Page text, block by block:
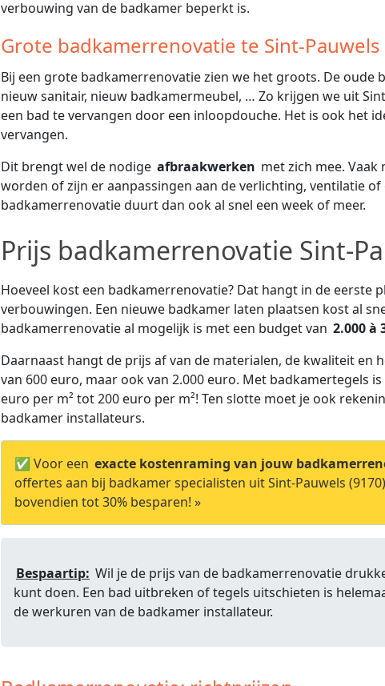
verbouwing van de badkamer beperkt is.
Grote badkamerrenovatie te Sint-Pauwels
Bij een grote badkamerrenovatie zien we het groots. De oude
nieuw sanitair, nieuw badkamermeubel, … Zo krijgen we uit
een bad te vervangen door een inloopdouche. Het is ook het
vervangen.
Dit brengt wel de nodige afbraakwerken met zich mee.
worden of zijn er aanpassingen aan de verlichting, ventilatie
badkamerrenovatie duurt dan ook al snel een week of meer.
Prijs badkamerrenovatie Sint-
Hoeveel kost een badkamerrenovatie? Dat hangt in de eerste
verbouwingen. Een nieuwe badkamer laten plaatsen kost al
badkamerrenovatie al mogelijk is met een budget van 2.000 à
Daarnaast hangt de prijs af van de materialen, de kwaliteit en
van 600 euro, maar ook van 2.000 euro. Met badkamertegels
euro per m² tot 200 euro per m²! Ten slotte moet je ook
badkamer installateurs.
✅ Voor een exacte kostenraming van jouw
offertes aan bij badkamer specialisten uit Sint-Pauwels
bovendien tot 30% besparen! »
Bespaartip: Wil je de prijs van de badkamerrenovatie
kunt doen. Een bad uitbreken of tegels uitschieten is
de werkuren van de badkamer installateur.